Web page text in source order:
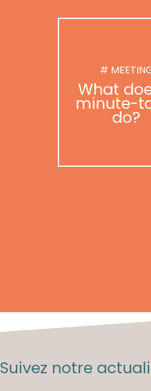
#
What
minute-
do?
Suivez notre